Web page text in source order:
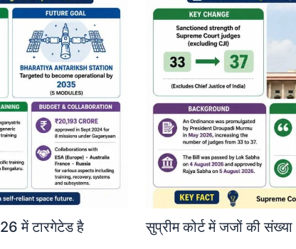
में टारगेटेड है सुप्रीम कोर्ट में जजों की